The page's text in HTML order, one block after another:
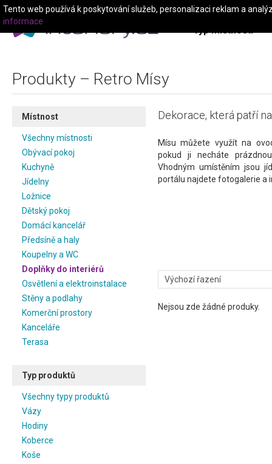
Typ místnosti
Produkty – Retro Mísy
Místnost
Všechny místnosti
Obývací pokoj
Kuchyně
Jídelny
Ložnice
Dětský pokoj
Domácí kancelář
Předsíně a haly
Koupelny a WC
Doplňky do interiérů
Osvětlení a elektroinstalace
Stěny a podlahy
Komerční prostory
Kanceláře
Terasa
Typ produktů
Všechny typy produktů
Vázy
Hodiny
Koberce
Koše
Dekorace, která patří
Mísu můžete využít na
pokud ji necháte
Vhodným umístěním jsou
portálu najdete fotogalerie a
Nejsou zde žádné produky.
Tento web používá k poskytování služeb, personalizaci reklam a
informace